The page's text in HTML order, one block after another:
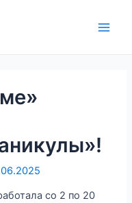
со 2 по 20